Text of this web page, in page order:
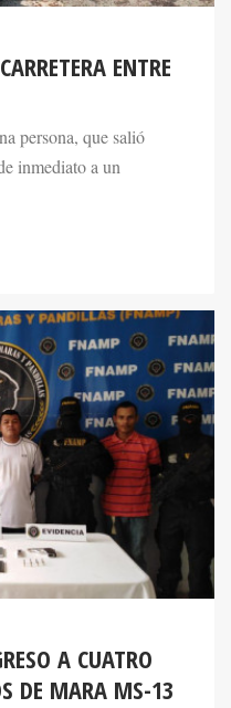
ENTRE
persona, que salió
inmediato a un
A CUATRO
DE MARA MS-13